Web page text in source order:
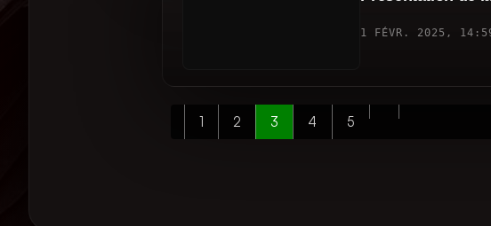
1 FÉVR. 2025,
1 2 3 4 5